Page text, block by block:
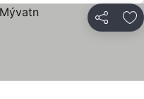
Partager